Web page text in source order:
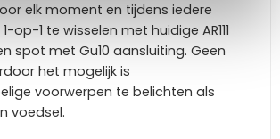
elk moment en tijdens iedere
op-1 te wisselen met huidige AR111
spot met Gu10 aansluiting. Geen
het mogelijk is
voorwerpen te belichten als
voedsel.